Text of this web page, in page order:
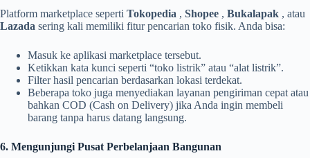
Platform marketplace seperti Tokopedia , Shopee , Bukalapak , atau
Lazada sering kali memiliki fitur pencarian toko fisik. Anda bisa:
Masuk ke aplikasi marketplace tersebut.
Ketikkan kata kunci seperti “toko listrik” atau “alat listrik”.
Filter hasil pencarian berdasarkan lokasi terdekat.
Beberapa toko juga menyediakan layanan pengiriman cepat atau
bahkan COD (Cash on Delivery) jika Anda ingin membeli
barang tanpa harus datang langsung.
6. Mengunjungi Pusat Perbelanjaan Bangunan